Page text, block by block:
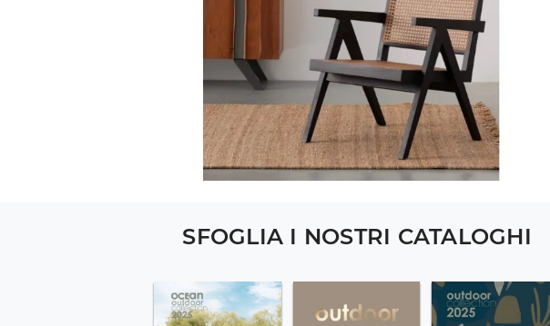
SFOGLIA I NOSTRI CATALOGHI